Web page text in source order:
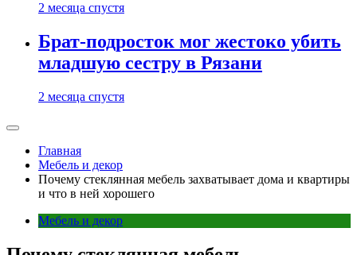
2 месяца спустя
Брат-подросток мог жестоко убить
младшую сестру в Рязани
2 месяца спустя
Главная
Мебель и декор
Почему стеклянная мебель захватывает дома и квартиры
и что в ней хорошего
Мебель и декор